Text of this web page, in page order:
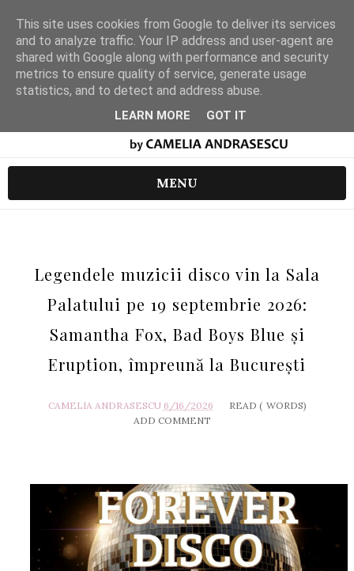
MENU
Legendele muzicii disco vin la Sala
Palatului pe 19 septembrie 2026:
Samantha Fox, Bad Boys Blue și
Eruption, împreună la București
CAMELIA ANDRASESCU 6/16/2026 READ ( WORDS)
ADD COMMENT
This site uses cookies from Google to deliver its services
and to analyze traffic. Your IP address and user-agent are
shared with Google along with performance and security
metrics to ensure quality of service, generate usage
statistics, and to detect and address abuse.
LEARN MORE GOT IT